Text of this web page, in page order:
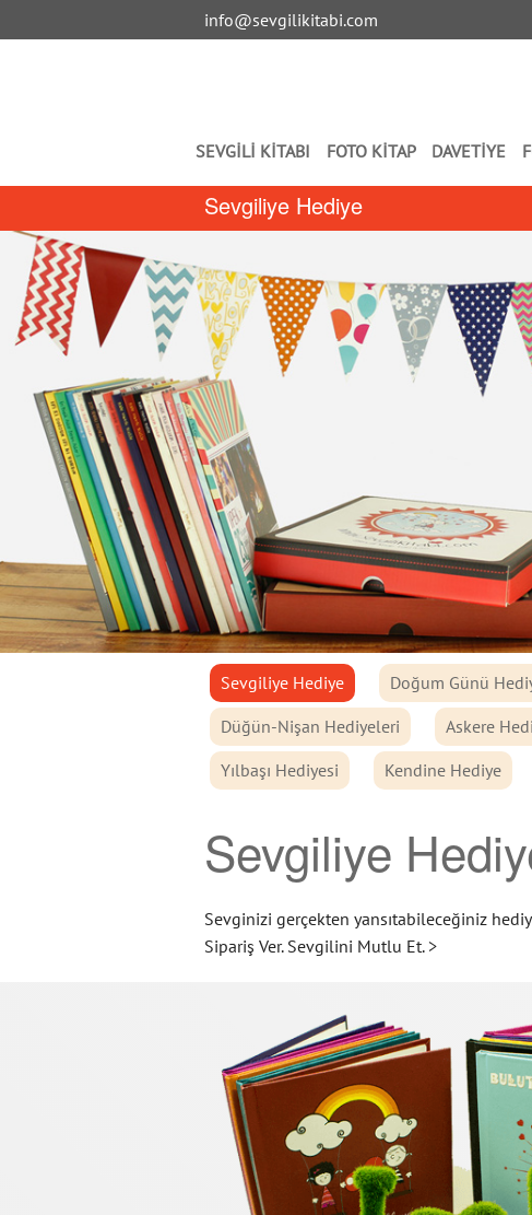
info@sevgilikitabi.com
SEVGİLİ KİTABI FOTO KİTAP DAVETİYE
Sevgiliye Hediye
Sevgiliye Hediye Doğum Günü
Düğün-Nişan Hediyeleri
Askere
Yılbaşı Hediyesi
Kendine Hediye
Sevgiliye
Sevginizi gerçekten yansıtabileceğiniz
Sipariş Ver. Sevgilini Mutlu Et. >